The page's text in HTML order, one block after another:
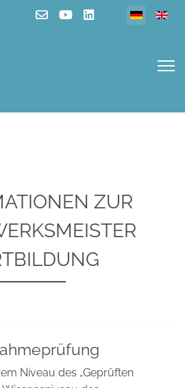
Sprache
ZUR
Niveau des „Geprüften